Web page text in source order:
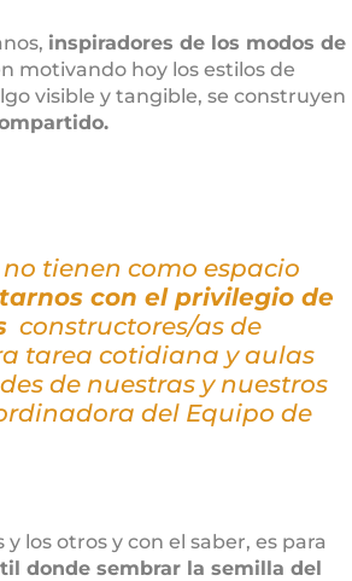
inspiradores de los modos de
motivando hoy los estilos de
visible y tangible, se construyen
tienen como espacio
con el privilegio de
constructores/as de
tarea cotidiana y aulas
de nuestras y nuestros
del Equipo de
los otros y con el saber, es para
donde sembrar la semilla del